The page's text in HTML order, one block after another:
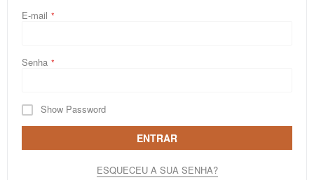
E-mail
Senha
Show Password
ENTRAR
ESQUECEU A SUA SENHA?